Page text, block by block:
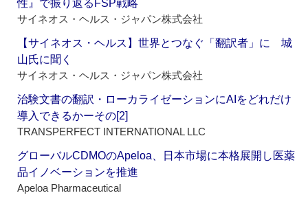
性』で振り返るFSP戦略
サイネオス・ヘルス・ジャパン株式会社
【サイネオス・ヘルス】世界とつなぐ「翻訳者」に 城
山氏に聞く
サイネオス・ヘルス・ジャパン株式会社
治験文書の翻訳・ローカライゼーションにAIをどれだけ
導入できるかーその[2]
TRANSPERFECT INTERNATIONAL LLC
グローバルCDMOのApeloa、日本市場に本格展開し医薬
品イノベーションを推進
Apeloa Pharmaceutical